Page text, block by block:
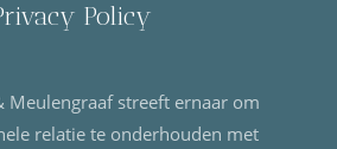
Policy
Meulengraaf streeft ernaar om
relatie te onderhouden met